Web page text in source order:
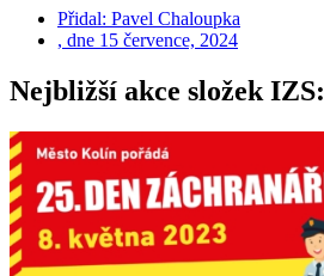
Přidal: Pavel Chaloupka
, dne 15 července, 2024
Nejbližší akce složek IZS: